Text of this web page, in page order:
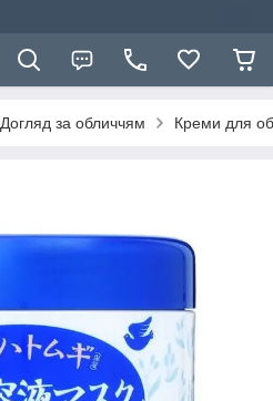
Догляд за обличчям Креми для